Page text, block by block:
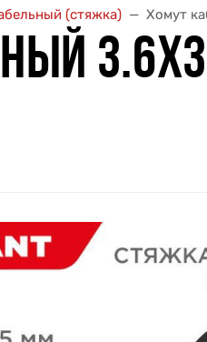
(стяжка) Хомут